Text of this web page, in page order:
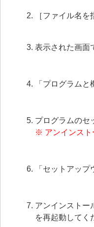
［ファイル名
表示された画面
「プログラム
プログラムのセ
※ アンインスト
「セットアッ
アンインストー
を再起動してく